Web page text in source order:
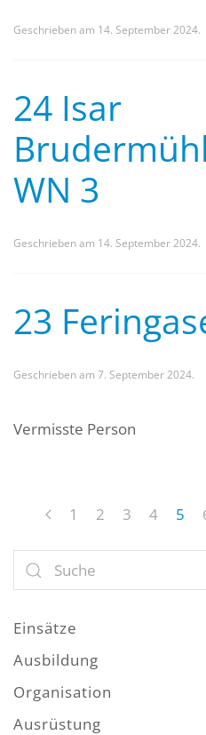
Geschrieben am 14. September 2024.
24 Isar
WN 3
Geschrieben am 14. September 2024.
23
Geschrieben am 7. September 2024.
Vermisste Person
1 2 3 4 5
Einsätze
Ausbildung
Organisation
Ausrüstung